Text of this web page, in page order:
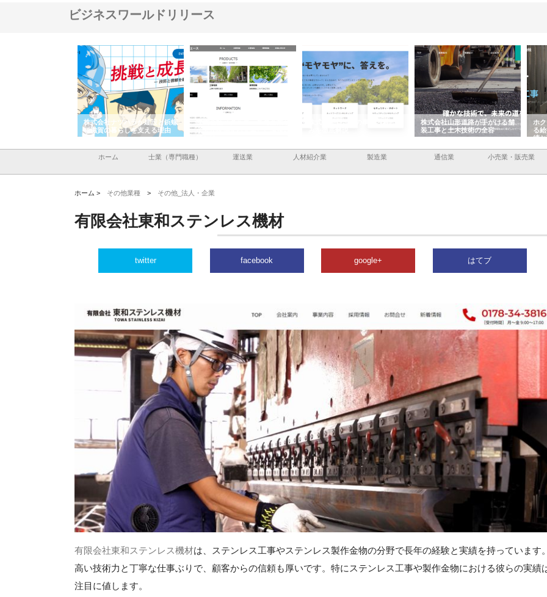
ビジネスワールドリリース
株式会社ナツハラが建設と鋲螺
で滋賀の暮らしを支える理由
イトが提供する充実した情報内
株式会社ＣＳＡの事業内容と強
株式会社山形道路が手がける舗
装工事と土木技術の全容
ホ
る
績
ホーム 士業（専門職種） 運送業 人材紹介業 製造業 通信業 小売業・販売業
ホーム > その他業種 > その他_法人・企業
有限会社東和ステンレス機材
twitter facebook google+ はてブ
有限会社東和ステンレス機材は、ステンレス工事やステンレス製作金物の分野で長年の経験と実績を持っています。
高い技術力と丁寧な仕事ぶりで、顧客からの信頼も厚いです。特にステンレス工事や製作金物における彼らの実績
注目に値します。